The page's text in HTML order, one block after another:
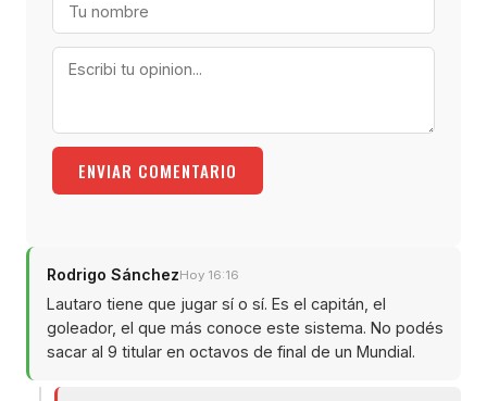
ENVIAR COMENTARIO
Rodrigo SánchezHoy 16:16
Lautaro tiene que jugar sí o sí. Es el capitán, el
goleador, el que más conoce este sistema. No podés
sacar al 9 titular en octavos de final de un Mundial.